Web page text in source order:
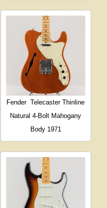
Fender Telecaster Thinline
Natural 4-Bolt Mahogany
Body 1971